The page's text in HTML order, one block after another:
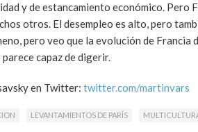
y de estancamiento económico. Pero
otros. El desempleo es alto, pero
pero veo que la evolución de
capaz de digerir.
en Twitter: twitter.com/martinvars
LEVANTAMIENTOS DE PARÍS